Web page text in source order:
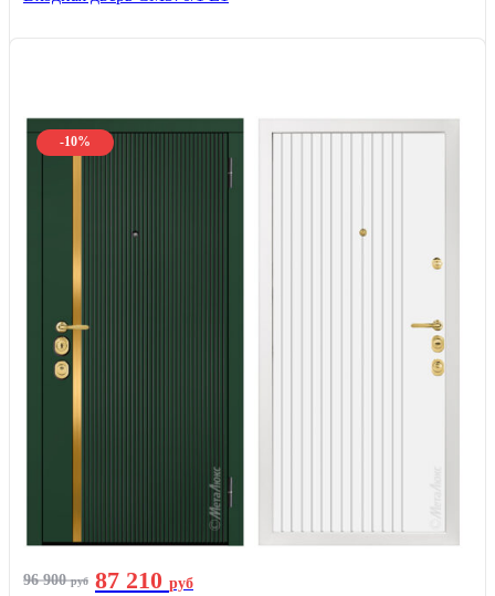
-10%
96 900руб 87 210 руб